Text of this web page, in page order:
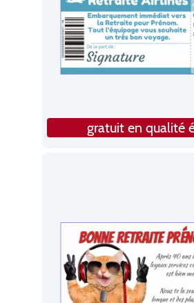
gratuit en qualité